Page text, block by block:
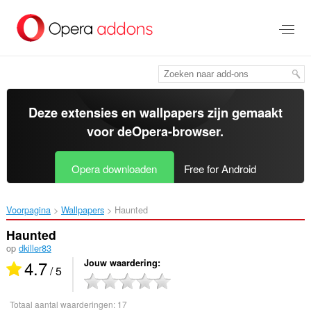
tekst
springen
Deze extensies en wallpapers zijn gemaakt
voor deOpera-browser.
Opera downloaden Free for Android
Voorpagina Wallpapers Haunted‎
Haunted
op dkiller83
4.7/ 5 Jouw waardering
Totaal aantal waarderingen: 17